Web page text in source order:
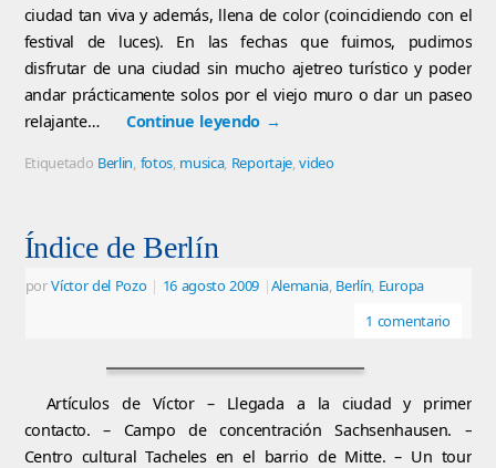
ciudad tan viva y además, llena de color (coincidiendo con el
festival de luces). En las fechas que fuimos, pudimos
disfrutar de una ciudad sin mucho ajetreo turístico y poder
andar prácticamente solos por el viejo muro o dar un paseo
relajante…
Continue leyendo →
Etiquetado Berlin, fotos, musica, Reportaje,video
Índice de Berlín
porVíctor del Pozo | 16 agosto 2009 |Alemania, Berlín, Europa
1 comentario
Artículos de Víctor – Llegada a la ciudad y primer
contacto. – Campo de concentración Sachsenhausen. –
Centro cultural Tacheles en el barrio de Mitte. – Un tour